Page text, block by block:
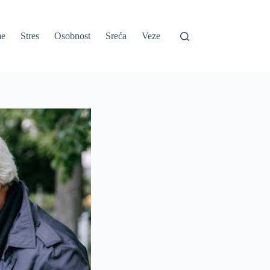
Stres Osobnost Sreća Veze